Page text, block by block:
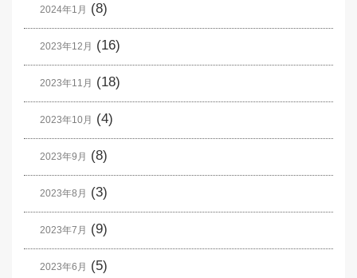
2024年1月 (8)
2023年12月 (16)
2023年11月 (18)
2023年10月 (4)
2023年9月 (8)
2023年8月 (3)
2023年7月 (9)
2023年6月 (5)